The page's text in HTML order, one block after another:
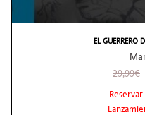
EL
29,99€